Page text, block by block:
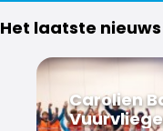
Het laatste nieuws
Carolien